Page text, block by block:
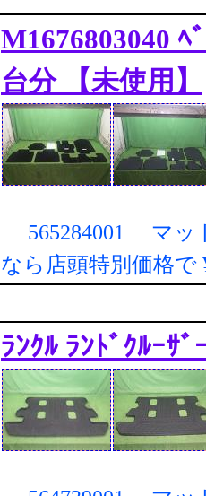
M1676803040
台分 【未使用】
565284001 マッ
なら店頭特別価格で
ﾗﾝｸﾙ ﾗﾝﾄﾞｸﾙｰ